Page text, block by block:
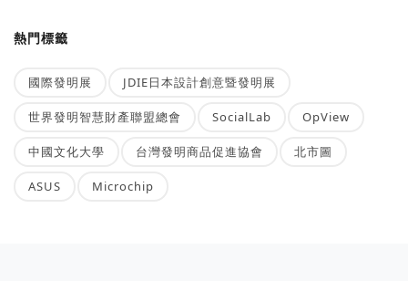
熱門標籤
國際發明展 JDIE日本設計創意暨發明展
世界發明智慧財產聯盟總會 SocialLab OpView
中國文化大學 台灣發明商品促進協會 北市圖
ASUS Microchip